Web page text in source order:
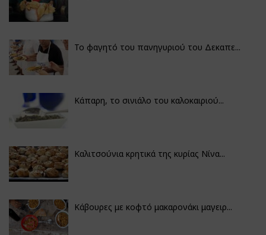
Το φαγητό του πανηγυριού του Δεκαπε...
Κάπαρη, το σινιάλο του καλοκαιριού...
Καλιτσούνια κρητικά της κυρίας Νίνα...
Κάβουρες με κοφτό μακαρονάκι μαγειρ...